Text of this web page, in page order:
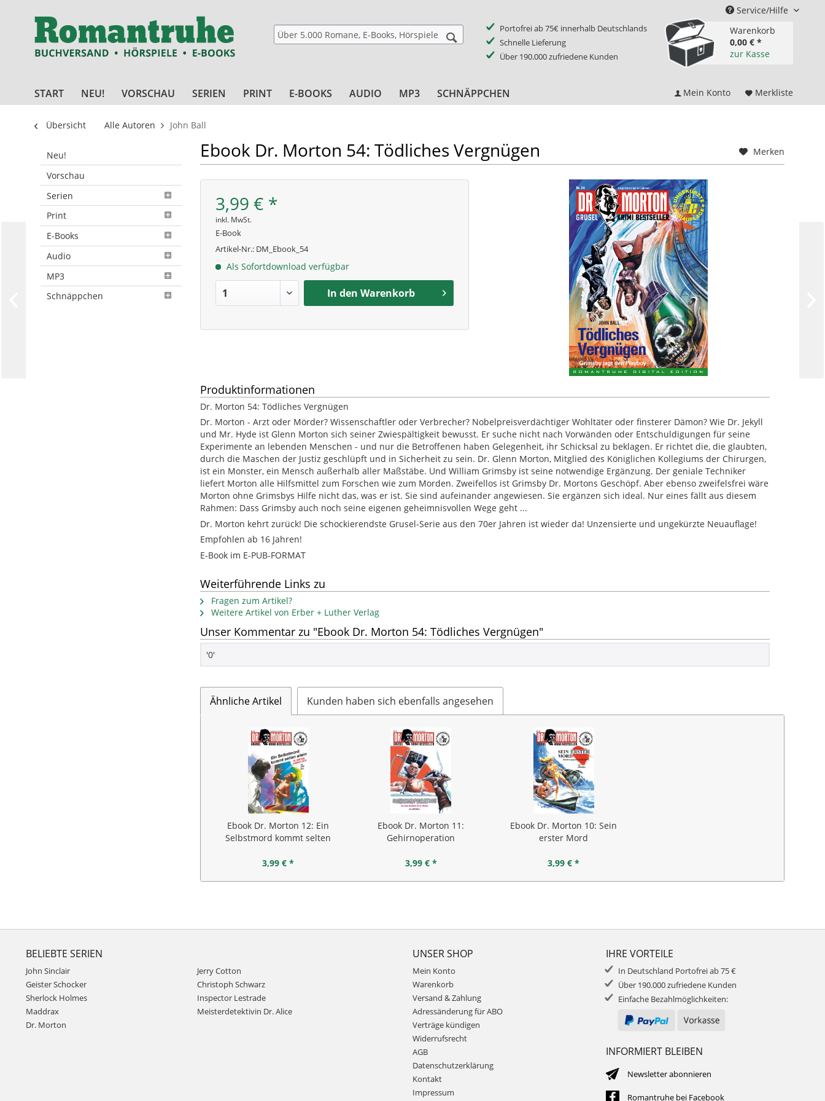
Service/Hilfe
Portofrei ab 75€ innerhalb Deutschlands
Schnelle Lieferung
Über 190.000 zufriedene Kunden
Warenkorb
0,00 € *
zur Kasse
START NEU! VORSCHAU SERIEN PRINT E-BOOKS AUDIO MP3 SCHNÄPPCHEN Mein Konto Merkliste
Übersicht Alle Autoren John Ball
Neu!
Vorschau
Serien
Print
E-Books
Audio
MP3
Schnäppchen
Merken
Ebook Dr. Morton 54: Tödliches Vergnügen
3,99 € *
inkl. MwSt.
E-Book
Artikel-Nr.: DM_Ebook_54
Als Sofortdownload verfügbar
In den Warenkorb
Produktinformationen
Dr. Morton 54: Tödliches Vergnügen
Dr. Morton - Arzt oder Mörder? Wissenschaftler oder Verbrecher? Nobelpreisverdächtiger Wohltäter oder finsterer Dämon? Wie Dr. Jekyll
und Mr. Hyde ist Glenn Morton sich seiner Zwiespältigkeit bewusst. Er suche nicht nach Vorwänden oder Entschuldigungen für seine
Experimente an lebenden Menschen - und nur die Betroffenen haben Gelegenheit, ihr Schicksal zu beklagen. Er richtet die, die glaubten,
durch die Maschen der Justiz geschlüpft und in Sicherheit zu sein. Dr. Glenn Morton, Mitglied des Königlichen Kollegiums der Chirurgen,
ist ein Monster, ein Mensch außerhalb aller Maßstäbe. Und William Grimsby ist seine notwendige Ergänzung. Der geniale Techniker
liefert Morton alle Hilfsmittel zum Forschen wie zum Morden. Zweifellos ist Grimsby Dr. Mortons Geschöpf. Aber ebenso zweifelsfrei wäre
Morton ohne Grimsbys Hilfe nicht das, was er ist. Sie sind aufeinander angewiesen. Sie ergänzen sich ideal. Nur eines fällt aus diesem
Rahmen: Dass Grimsby auch noch seine eigenen geheimnisvollen Wege geht ...
Dr. Morton kehrt zurück! Die schockierendste Grusel-Serie aus den 70er Jahren ist wieder da! Unzensierte und ungekürzte Neuauflage!
Empfohlen ab 16 Jahren!
E-Book im E-PUB-FORMAT
Weiterführende Links zu
Fragen zum Artikel?
Weitere Artikel von Erber + Luther Verlag
Unser Kommentar zu "Ebook Dr. Morton 54: Tödliches Vergnügen"
'0'
Ähnliche Artikel Kunden haben sich ebenfalls angesehen
Ebook Dr. Morton 12: Ein
Selbstmord kommt selten
3,99 € *
Ebook Dr. Morton 11:
Gehirnoperation
3,99 € *
Ebook Dr. Morton 10: Sein
erster Mord
3,99 € *
BELIEBTE SERIEN
John Sinclair
Geister Schocker
Sherlock Holmes
Maddrax
Dr. Morton
Jerry Cotton
Christoph Schwarz
Inspector Lestrade
Meisterdetektivin Dr. Alice
UNSER SHOP
Mein Konto
Warenkorb
Versand & Zahlung
Adressänderung für ABO
Verträge kündigen
Widerrufsrecht
AGB
Datenschutzerklärung
Kontakt
Impressum
IHRE VORTEILE
In Deutschland Portofrei ab 75 €
Über 190.000 zufriedene Kunden
Einfache Bezahlmöglichkeiten:
INFORMIERT BLEIBEN
Newsletter abonnieren
Romantruhe bei Facebook